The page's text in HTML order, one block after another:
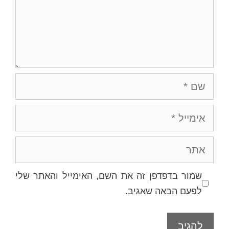
שם
אימייל
אתר
שמור בדפדפן זה את השם, האימייל והאתר שלי
לפעם הבאה שאגיב.